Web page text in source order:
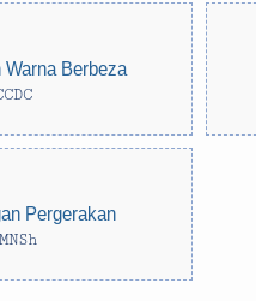
Berbeza
Pergerakan